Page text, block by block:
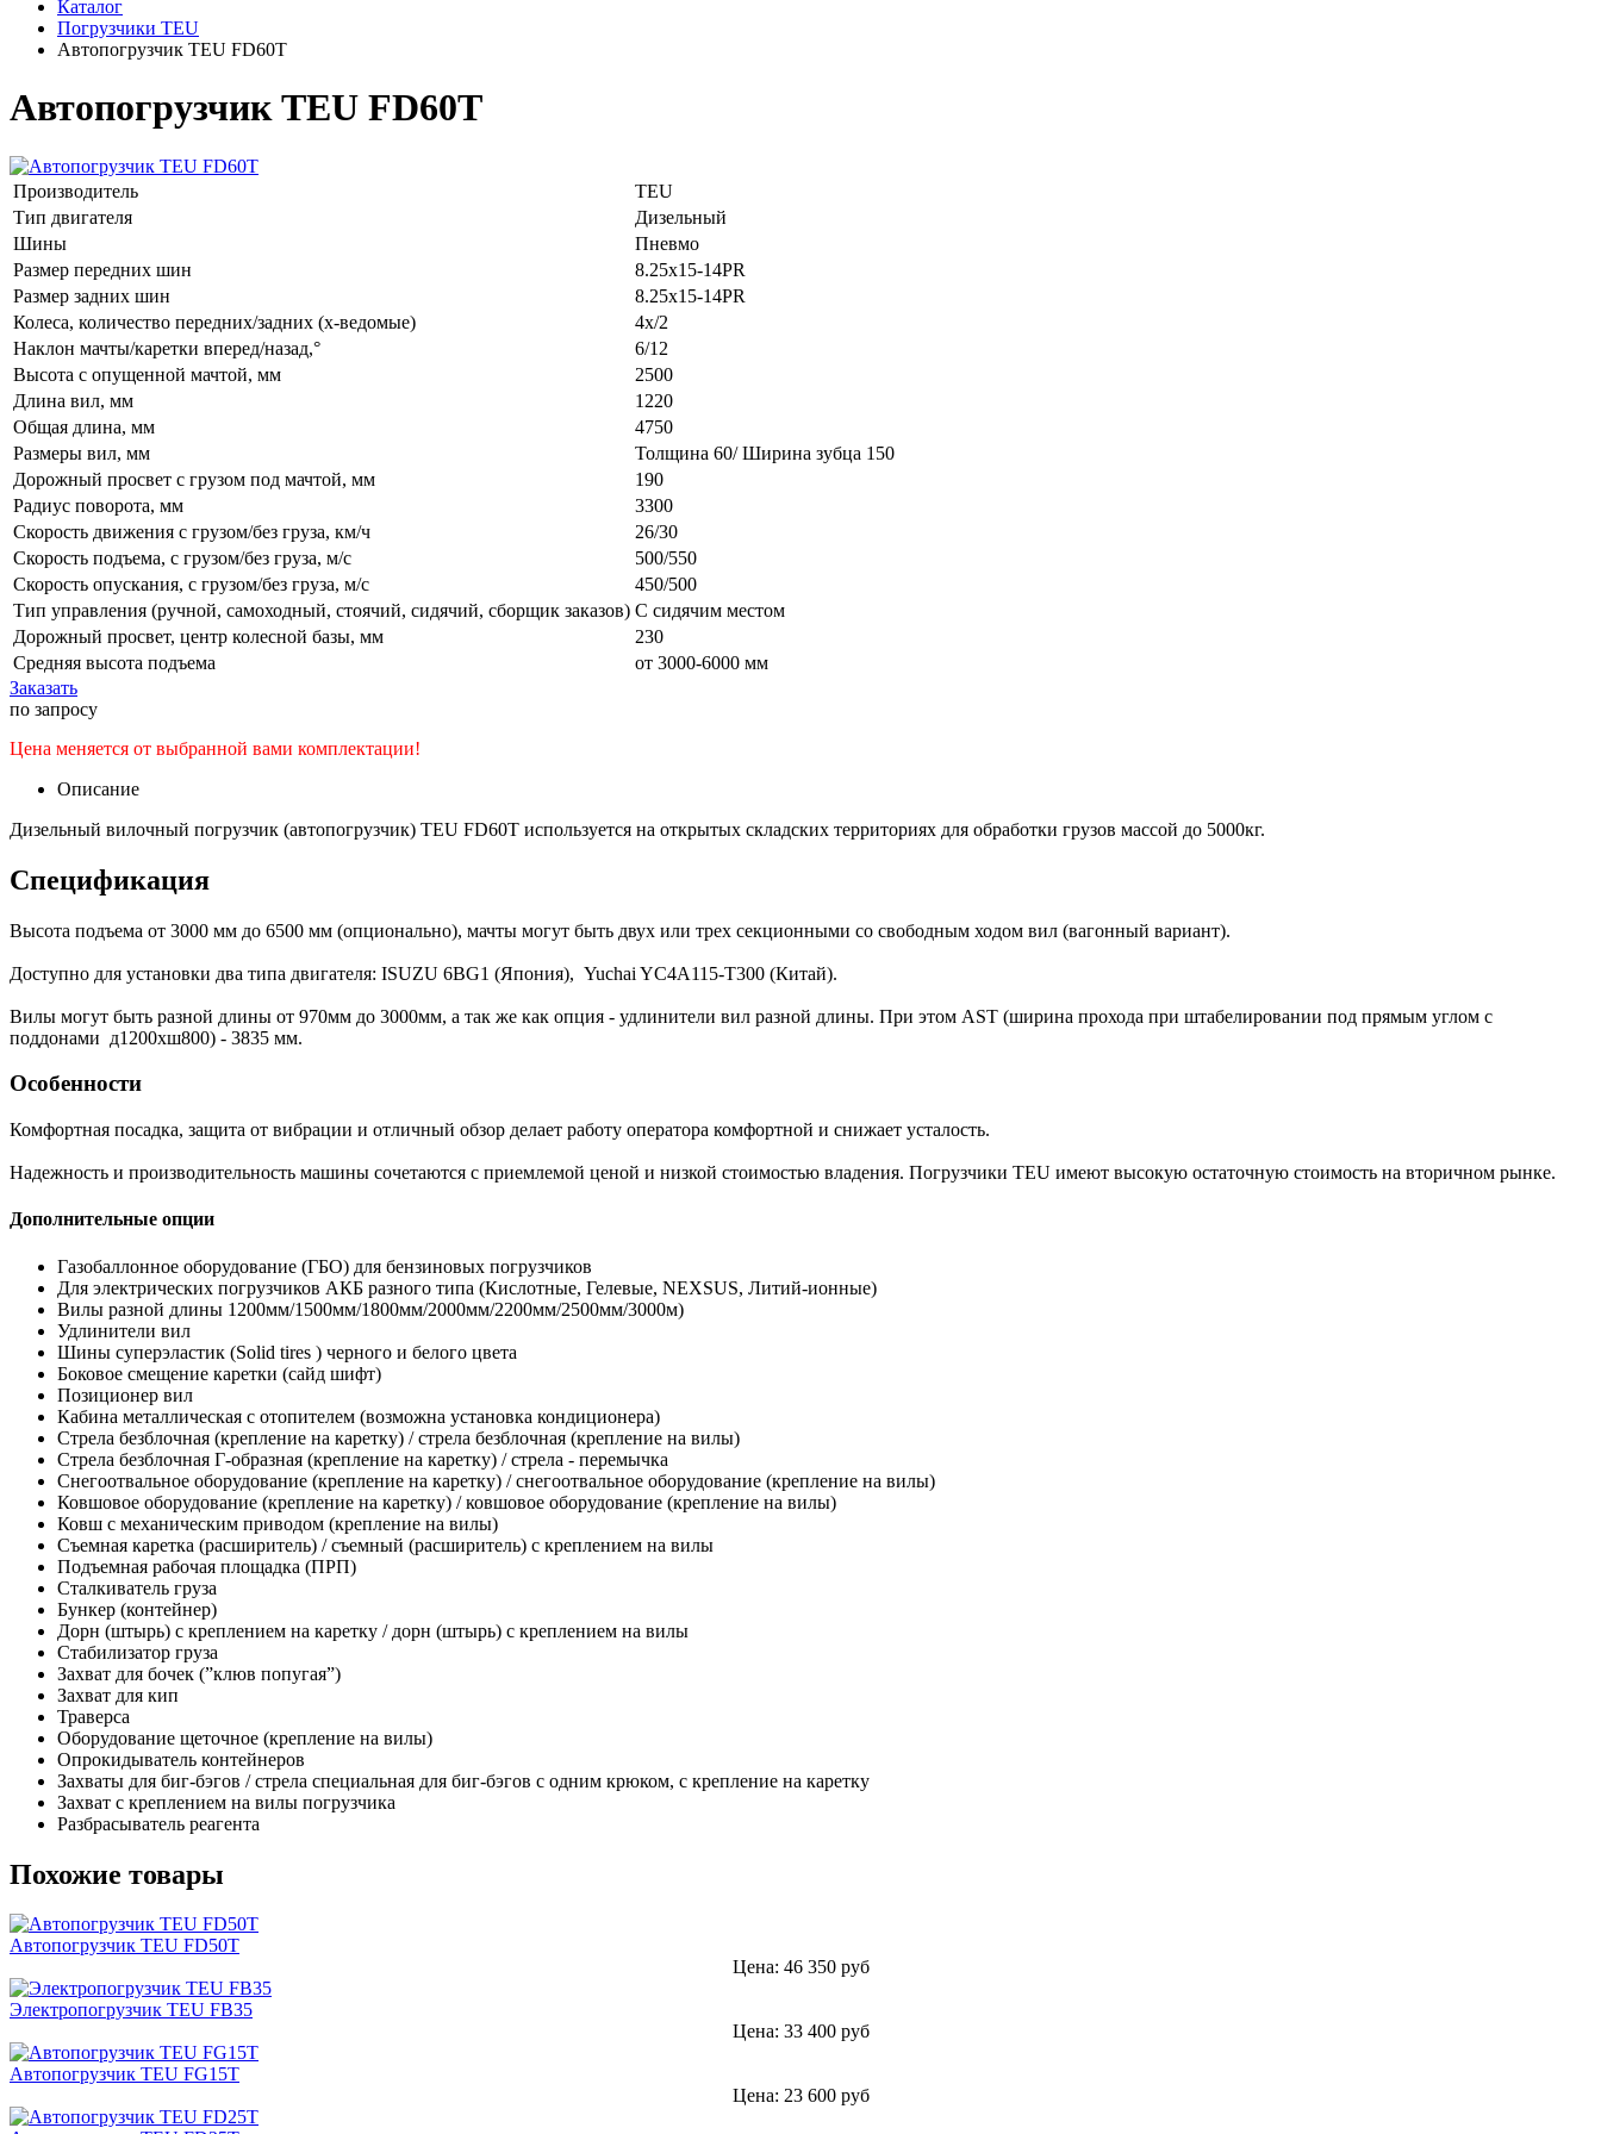
Каталог
Погрузчики TEU
Автопогрузчик TEU FD60T
Автопогрузчик TEU FD60T
Производитель
TEU
Тип двигателя
Дизельный
Шины
Пневмо
Размер передних шин
8.25x15-14PR
Размер задних шин
8.25x15-14PR
Колеса, количество передних/задних (х-ведомые)
4х/2
Наклон мачты/каретки вперед/назад,°
6/12
Высота с опущенной мачтой, мм
2500
Длина вил, мм
1220
Общая длина, мм
4750
Размеры вил, мм
Толщина 60/ Ширина зубца 150
Дорожный просвет с грузом под мачтой, мм
190
Радиус поворота, мм
3300
Скорость движения с грузом/без груза, км/ч
26/30
Скорость подъема, с грузом/без груза, м/с
500/550
Скорость опускания, с грузом/без груза, м/с
450/500
Тип управления (ручной, самоходный, стоячий, сидячий, сборщик заказов) С сидячим местом
Дорожный просвет, центр колесной базы, мм
230
Средняя высота подъема
от 3000-6000 мм
Заказать
по запросу
Цена меняется от выбранной вами комплектации!
Описание
Дизельный вилочный погрузчик (автопогрузчик) TEU FD60T используется на открытых складских территориях для обработки грузов массой до 5000кг.
Спецификация
Высота подъема от 3000 мм до 6500 мм (опционально), мачты могут быть двух или трех секционными со свободным ходом вил (вагонный вариант).
Доступно для установки два типа двигателя: ISUZU 6BG1 (Япония), Yuchai YC4A115-T300 (Китай).
Вилы могут быть разной длины от 970мм до 3000мм, а так же как опция - удлинители вил разной длины. При этом AST (ширина прохода при штабелировании под прямым углом с
поддонами д1200хш800) - 3835 мм.
Особенности
Комфортная посадка, защита от вибрации и отличный обзор делает работу оператора комфортной и снижает усталость.
Надежность и производительность машины сочетаются с приемлемой ценой и низкой стоимостью владения. Погрузчики TEU имеют высокую остаточную стоимость на вторичном рынке.
Дополнительные опции
Газобаллонное оборудование (ГБО) для бензиновых погрузчиков
Для электрических погрузчиков АКБ разного типа (Кислотные, Гелевые, NEXSUS, Литий-ионные)
Вилы разной длины 1200мм/1500мм/1800мм/2000мм/2200мм/2500мм/3000м)
Удлинители вил
Шины суперэластик (Solid tires ) черного и белого цвета
Боковое смещение каретки (сайд шифт)
Позиционер вил
Кабина металлическая с отопителем (возможна установка кондиционера)
Стрела безблочная (крепление на каретку) / стрела безблочная (крепление на вилы)
Стрела безблочная Г-образная (крепление на каретку) / стрела - перемычка
Снегоотвальное оборудование (крепление на каретку) / снегоотвальное оборудование (крепление на вилы)
Ковшовое оборудование (крепление на каретку) / ковшовое оборудование (крепление на вилы)
Ковш с механическим приводом (крепление на вилы)
Съемная каретка (расширитель) / съемный (расширитель) с креплением на вилы
Подъемная рабочая площадка (ПРП)
Сталкиватель груза
Бункер (контейнер)
Дорн (штырь) с креплением на каретку / дорн (штырь) с креплением на вилы
Стабилизатор груза
Захват для бочек (”клюв попугая”)
Захват для кип
Траверса
Оборудование щеточное (крепление на вилы)
Опрокидыватель контейнеров
Захваты для биг-бэгов / стрела специальная для биг-бэгов с одним крюком, с крепление на каретку
Захват с креплением на вилы погрузчика
Разбрасыватель реагента
Похожие товары
Автопогрузчик TEU FD50T
Цена: 46 350 руб
Электропогрузчик TEU FB35
Цена: 33 400 руб
Автопогрузчик TEU FG15T
Цена: 23 600 руб